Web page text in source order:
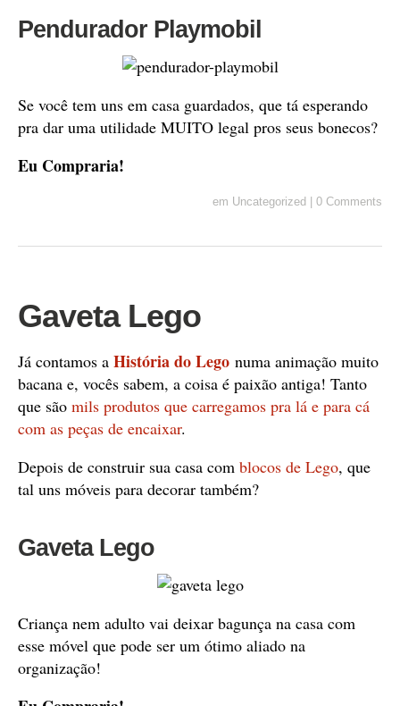
Pendurador Playmobil
Se você tem uns em casa guardados, que tá esperando
pra dar uma utilidade MUITO legal pros seus bonecos?
Eu Compraria!
em Uncategorized 0 Comments
Gaveta Lego
Já contamos a História do Lego numa animação muito
bacana e, vocês sabem, a coisa é paixão antiga! Tanto
que são mils produtos que carregamos pra lá e para cá
com as peças de encaixar.
Depois de construir sua casa com blocos de Lego, que
tal uns móveis para decorar também?
Gaveta Lego
Criança nem adulto vai deixar bagunça na casa com
esse móvel que pode ser um ótimo aliado na
organização!